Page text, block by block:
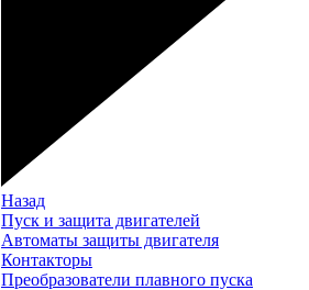
Назад
Пуск и защита двигателей
Автоматы защиты двигателя
Контакторы
Преобразователи плавного пуска